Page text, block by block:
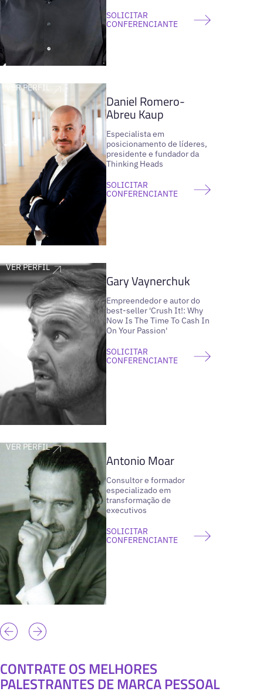
SOLICITAR
CONFERENCIANTE
VER PERFIL
Daniel Romero-
Abreu Kaup
Especialista em
posicionamento de líderes,
presidente e fundador da
Thinking Heads
SOLICITAR
CONFERENCIANTE
VER PERFIL
Gary Vaynerchuk
Empreendedor e autor do
best-seller 'Crush It!: Why
Now Is The Time To Cash In
On Your Passion'
SOLICITAR
CONFERENCIANTE
VER PERFIL
Antonio Moar
Consultor e formador
especializado em
transformação de
executivos
SOLICITAR
CONFERENCIANTE
CONTRATE OS MELHORES
PALESTRANTES DE MARCA PESSOAL